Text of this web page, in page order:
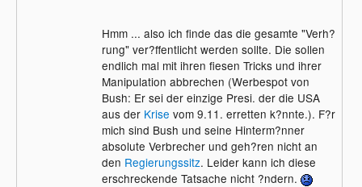
Hmm ... also ich finde das die gesamte "Verh?
rung" ver?ffentlicht werden sollte. Die sollen
endlich mal mit ihren fiesen Tricks und ihrer
Manipulation abbrechen (Werbespot von
Bush: Er sei der einzige Presi. der die USA
aus der Krise vom 9.11. erretten k?nnte.). F?r
mich sind Bush und seine Hinterm?nner
absolute Verbrecher und geh?ren nicht an
den Regierungssitz. Leider kann ich diese
erschreckende Tatsache nicht ?ndern.